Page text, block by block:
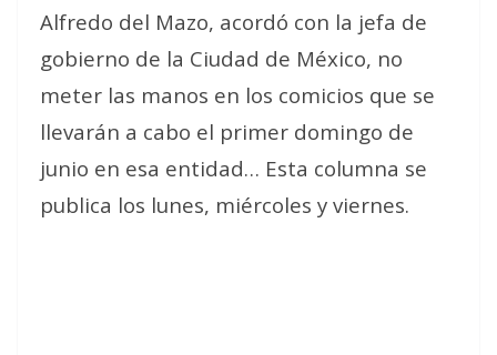
Alfredo del Mazo, acordó con la jefa de
gobierno de la Ciudad de México, no
meter las manos en los comicios que se
llevarán a cabo el primer domingo de
junio en esa entidad… Esta columna se
publica los lunes, miércoles y viernes.